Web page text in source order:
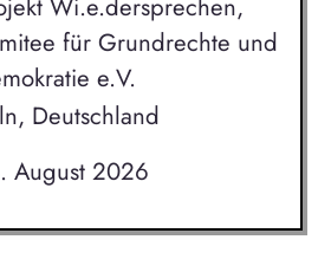
Wi.e.dersprechen,
für Grundrechte und
e.V.
Deutschland
August 2026